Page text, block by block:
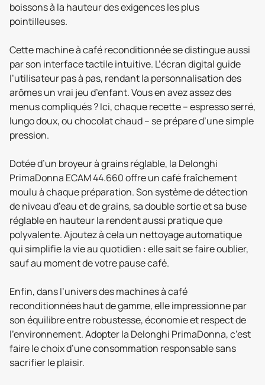
boissons à la hauteur des exigences les plus
pointilleuses.
Cette machine à café reconditionnée se distingue aussi
par son interface tactile intuitive. L’écran digital guide
l’utilisateur pas à pas, rendant la personnalisation des
arômes un vrai jeu d’enfant. Vous en avez assez des
menus compliqués ? Ici, chaque recette – espresso serré,
lungo doux, ou chocolat chaud – se prépare d’une simple
pression.
Dotée d’un broyeur à grains réglable, la Delonghi
PrimaDonna ECAM 44.660 offre un café fraîchement
moulu à chaque préparation. Son système de détection
de niveau d’eau et de grains, sa double sortie et sa buse
réglable en hauteur la rendent aussi pratique que
polyvalente. Ajoutez à cela un nettoyage automatique
qui simplifie la vie au quotidien : elle sait se faire oublier,
sauf au moment de votre pause café.
Enfin, dans l’univers des machines à café
reconditionnées haut de gamme, elle impressionne par
son équilibre entre robustesse, économie et respect de
l'environnement. Adopter la Delonghi PrimaDonna, c’est
faire le choix d’une consommation responsable sans
sacrifier le plaisir.